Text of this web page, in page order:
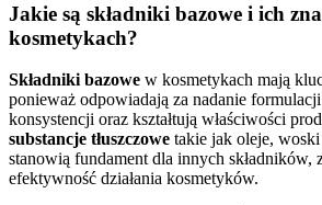
Jakie są składniki bazowe i ich
kosmetykach?
Składniki bazowe w kosmetykach mają
ponieważ odpowiadają za nadanie
konsystencji oraz kształtują właściwości
substancje tłuszczowe takie jak oleje,
stanowią fundament dla innych składników,
efektywność działania kosmetyków.